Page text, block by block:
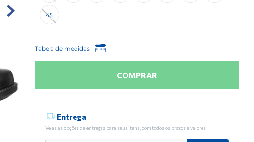
45
Tabela de medidas
COMPRAR
Entrega
Vejas as opções de entregas para seus itens, com todos os prazos e valores